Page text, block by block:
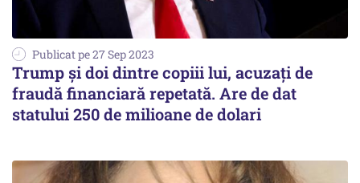
Publicat pe 27 Sep 2023
Trump și doi dintre copiii lui, acuzați de
fraudă financiară repetată. Are de dat
statului 250 de milioane de dolari